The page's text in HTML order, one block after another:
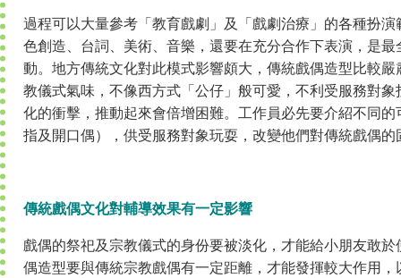
過程可以大量參考「教育戲劇」及「戲劇治療」的各種扮
色創造、台詞、美術、音樂，還要在充分合作下表演，是
動。地方傳統文化對此模式影響頗大，傳統戲偶造型比較
教儀式氣味，不像西方式「公仔」般可愛，不利受服務對
化的衝擊，推動起來會倍增困難。工作員必先要介紹不同
指及開口偶），供受服務對象玩耍，改變他們對傳統戲偶
傳統戲偶文化對輔導效果有一定影響
戲偶的祭祀及宗教儀式的身份要被淡化，才能給小朋友敢
偶造型要與傳統宗教戲偶有一定距離，才能發揮較大作用